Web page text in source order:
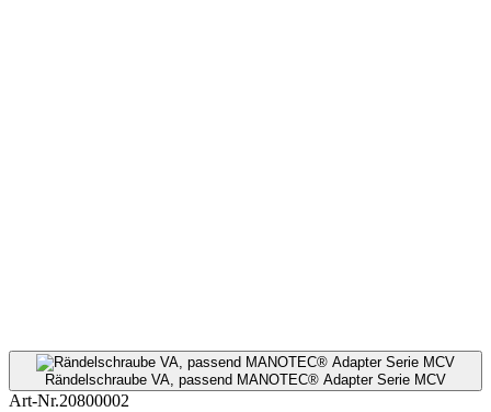
Rändelschraube VA, passend MANOTEC® Adapter Serie MCV
Art-Nr.20800002